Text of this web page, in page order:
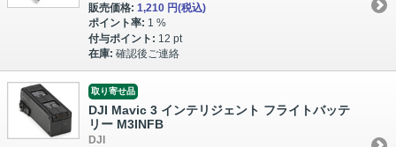
販売価格: 1,210 円(税込)
ポイント率: 1 %
付与ポイント: 12 pt
在庫: 確認後ご連絡
取り寄せ品
DJI Mavic 3 インテリジェント フライトバッテ
リー M3INFB
DJI